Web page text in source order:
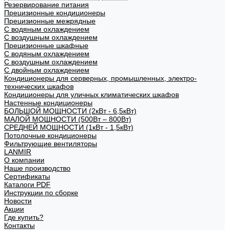
Резервирование питания
Прецизионные кондиционеры
Прецизионные межрядные
С водяным охлаждением
С воздушным охлаждением
Прецизионные шкафные
С водяным охлаждением
С воздушным охлаждением
С двойным охлаждением
Кондиционеры для серверных, промышленных, электро-
технических шкафов
Кондиционеры для уличных климатических шкафов
Настенные кондиционеры
БОЛЬШОЙ МОЩНОСТИ (2кВт - 6,5кВт)
МАЛОЙ МОЩНОСТИ (500Вт – 800Вт)
СРЕДНЕЙ МОЩНОСТИ (1кВт - 1,5кВт)
Потолочные кондиционеры
Фильтрующие вентиляторы
LANMIR
О компании
Наше производство
Сертификаты
Каталоги PDF
Инструкции по сборке
Новости
Акции
Где купить?
Контакты